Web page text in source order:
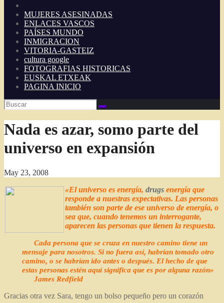
MUJERES ASESINADAS
ENLACES VASCOS
PAÍSES MUNDO
INMIGRACION
VITORIA-GASTEIZ
cultura google
FOTOGRAFIAS HISTORICAS
EUSKAL ETXEAK
PAGINA INICIO
Nada es azar, somo parte del
universo en expansión
May 23, 2008
«El universo es energía, drugs energía que
responde a nuestras expectativas. Las personas
también son parte de ese universo de energía, o
sea que, cuando tenemos un interrogante,
aparecen las personas que tienen la respuesta.
Cada persona que se cruza en nuestro camino tiene un
mensaje para nosotros. Si no fuera así, habrían tomado otro
camino, o se habrían ido antes o después. El hecho de que
estas personas estén aquí significa que es por alguna razón»
James Redfield
Gracias otra vez Sara, tengo un bolso pequeño pero un corazón